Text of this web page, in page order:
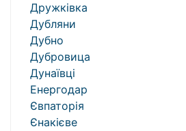
Дружківка
Дубляни
Дубно
Дубровица
Дунаївці
Енергодар
Євпаторія
Єнакієве